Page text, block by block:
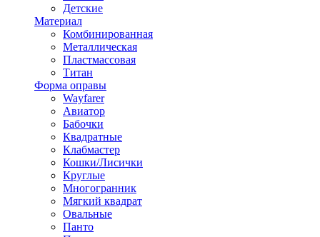
Детские
Материал
Комбинированная
Металлическая
Пластмассовая
Титан
Форма оправы
Wayfarer
Авиатор
Бабочки
Квадратные
Клабмастер
Кошки/Лисички
Круглые
Многогранник
Мягкий квадрат
Овальные
Панто